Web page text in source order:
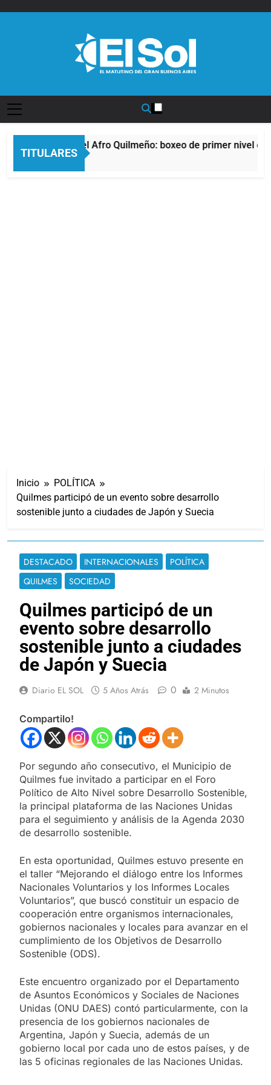
TITULARES
La noche del Afro Quilmeño: boxeo de primer nivel en
8 Horas Atrás
Inicio
POLÍTICA
Quilmes participó de un evento sobre desarrollo
sostenible junto a ciudades de Japón y Suecia
DESTACADO INTERNACIONALES
POLÍTICA
QUILMES
SOCIEDAD
Quilmes participó de un
evento sobre desarrollo
sostenible junto a ciudades
de Japón y Suecia
Diario EL SOL 5 Años Atrás 0 2 Minutos
Compartilo!
Por segundo año consecutivo, el Municipio de
Quilmes fue invitado a participar en el Foro
Político de Alto Nivel sobre Desarrollo Sostenible,
la principal plataforma de las Naciones Unidas
para el seguimiento y análisis de la Agenda 2030
de desarrollo sostenible.
En esta oportunidad, Quilmes estuvo presente en
el taller “Mejorando el diálogo entre los Informes
Nacionales Voluntarios y los Informes Locales
Voluntarios”, que buscó constituir un espacio de
cooperación entre organismos internacionales,
gobiernos nacionales y locales para avanzar en el
cumplimiento de los Objetivos de Desarrollo
Sostenible (ODS).
Este encuentro organizado por el Departamento
de Asuntos Económicos y Sociales de Naciones
Unidas (ONU DAES) contó particularmente, con la
presencia de los gobiernos nacionales de
Argentina, Japón y Suecia, además de un
gobierno local por cada uno de estos países, y de
las 5 oficinas regionales de las Naciones Unidas.